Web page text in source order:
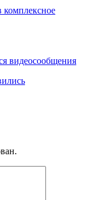
комплексное
видеосообщения